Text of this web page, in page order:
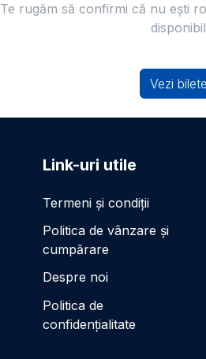
Te rugăm să confirmi că nu ești
Vezi
Link-uri utile
Termeni și condiții
Politica de vânzare și
cumpărare
Despre noi
Politica de
confidențialitate